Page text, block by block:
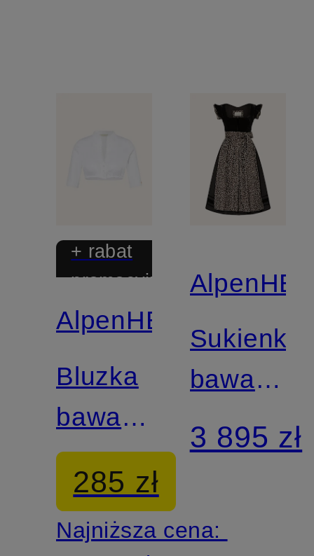
+ rabat
promocyjny
AlpenHERZ
Bluzka
bawarska
CHARLOTTE
285 zł
Najniższa cena:
Sukienka
bawarska
LEO z
3 895 zł